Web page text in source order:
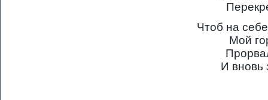
Чтоб на
Мой
И вновь